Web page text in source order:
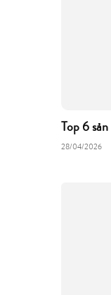
Top 6
28/04/2026